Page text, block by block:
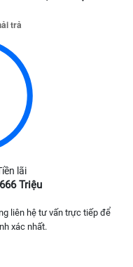
lãi
Triệu
liên hệ tư vấn trực tiếp để
xác nhất.